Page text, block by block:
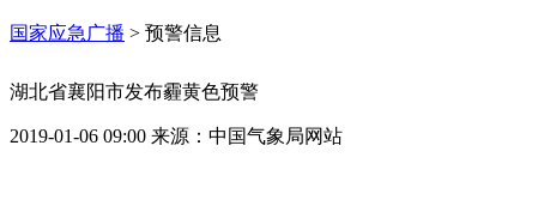
国家应急广播 > 预警信息
湖北省襄阳市发布霾黄色预警
2019-01-06 09:00 来源： 中国气象局网站